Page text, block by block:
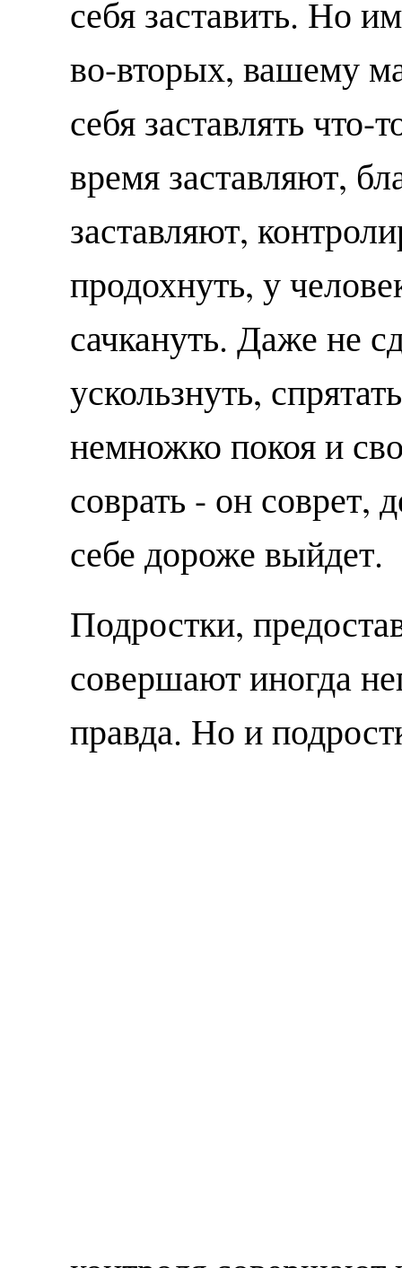
себя заставить. Но
во-вторых, вашему
себя заставлять что-
время заставляют,
заставляют,
продохнуть, у
сачкануть. Даже не
ускользнуть,
немножко покоя и
соврать - он соврет,
себе дороже выйдет.
Подростки,
совершают иногда
правда. Но и